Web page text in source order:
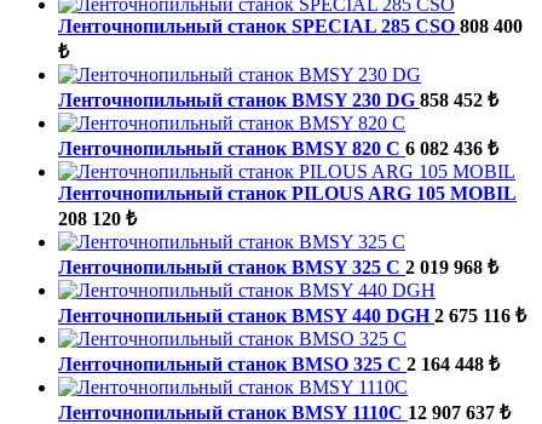
Ленточнопильный станок SPECIAL 285 CSO 808 400
₺
Ленточнопильный станок BMSY 230 DG 858 452 ₺
Ленточнопильный станок BMSY 820 C 6 082 436 ₺
Ленточнопильный станок PILOUS ARG 105 MOBIL
208 120 ₺
Ленточнопильный станок BMSY 325 C 2 019 968 ₺
Ленточнопильный станок BMSY 440 DGH 2 675 116 ₺
Ленточнопильный станок BMSO 325 C 2 164 448 ₺
Ленточнопильный станок BMSY 1110C 12 907 637 ₺